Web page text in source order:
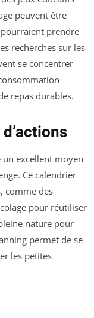
peuvent être
pourraient prendre
recherches sur les
se concentrer
repas durables.
un excellent moyen
Ce calendrier
comme des
pour réutiliser
nature pour
permet de se
les petites